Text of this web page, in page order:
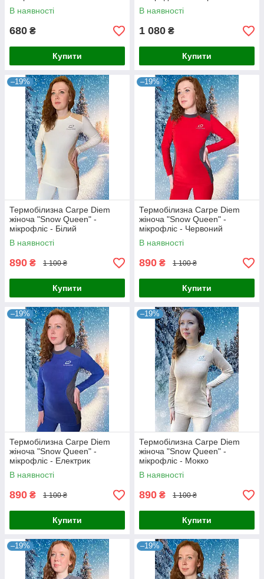
В наявності
680 ₴
Купити
В наявності
1 080 ₴
Купити
–19%
Термобілизна Carpe Diem
жіноча "Snow Queen" -
мікрофліс - Білий
В наявності
890 ₴ 1 100 ₴
Купити
–19%
Термобілизна Carpe Diem
жіноча "Snow Queen" -
мікрофліс - Червоний
В наявності
890 ₴ 1 100 ₴
Купити
–19%
Термобілизна Carpe Diem
жіноча "Snow Queen" -
мікрофліс - Електрик
В наявності
890 ₴ 1 100 ₴
Купити
–19%
Термобілизна Carpe Diem
жіноча "Snow Queen" -
мікрофліс - Мокко
В наявності
890 ₴ 1 100 ₴
Купити
–19% –19%